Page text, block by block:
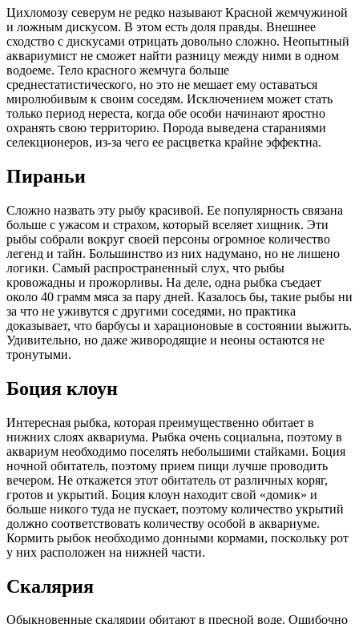
Цихломозу северум не редко называют Красной жемчужиной
и ложным дискусом. В этом есть доля правды. Внешнее
сходство с дискусами отрицать довольно сложно. Неопытный
аквариумист не сможет найти разницу между ними в одном
водоеме. Тело красного жемчуга больше
среднестатистического, но это не мешает ему оставаться
миролюбивым к своим соседям. Исключением может стать
только период нереста, когда обе особи начинают яростно
охранять свою территорию. Порода выведена стараниями
селекционеров, из-за чего ее расцветка крайне эффектна.
Пираньи
Сложно назвать эту рыбу красивой. Ее популярность связана
больше с ужасом и страхом, который вселяет хищник. Эти
рыбы собрали вокруг своей персоны огромное количество
легенд и тайн. Большинство из них надумано, но не лишено
логики. Самый распространенный слух, что рыбы
кровожадны и прожорливы. На деле, одна рыбка съедает
около 40 грамм мяса за пару дней. Казалось бы, такие рыбы ни
за что не уживутся с другими соседями, но практика
доказывает, что барбусы и харационовые в состоянии выжить.
Удивительно, но даже живородящие и неоны остаются не
тронутыми.
Боция клоун
Интересная рыбка, которая преимущественно обитает в
нижних слоях аквариума. Рыбка очень социальна, поэтому в
аквариум необходимо поселять небольшими стайками. Боция
ночной обитатель, поэтому прием пищи лучше проводить
вечером. Не откажется этот обитатель от различных коряг,
гротов и укрытий. Боция клоун находит свой «домик» и
больше никого туда не пускает, поэтому количество укрытий
должно соответствовать количеству особой в аквариуме.
Кормить рыбок необходимо донными кормами, поскольку рот
у них расположен на нижней части.
Скалярия
Обыкновенные скалярии обитают в пресной воде. Ошибочно